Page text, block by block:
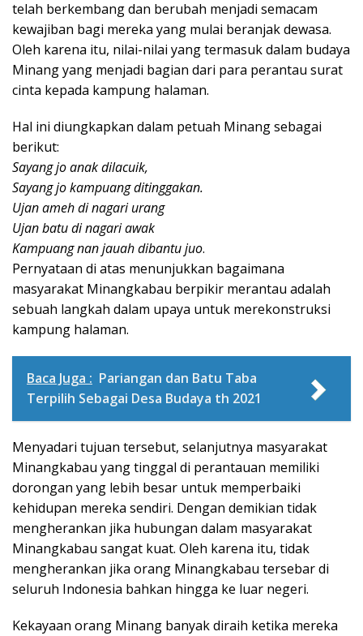
telah berkembang dan berubah menjadi semacam
kewajiban bagi mereka yang mulai beranjak dewasa.
Oleh karena itu, nilai-nilai yang termasuk dalam budaya
Minang yang menjadi bagian dari para perantau surat
cinta kepada kampung halaman.
Hal ini diungkapkan dalam petuah Minang sebagai
berikut:
Sayang jo anak dilacuik,
Sayang jo kampuang ditinggakan.
Ujan ameh di nagari urang
Ujan batu di nagari awak
Kampuang nan jauah dibantu juo.
Pernyataan di atas menunjukkan bagaimana
masyarakat Minangkabau berpikir merantau adalah
sebuah langkah dalam upaya untuk merekonstruksi
kampung halaman.
Baca Juga : Pariangan dan Batu Taba
Terpilih Sebagai Desa Budaya th 2021
Menyadari tujuan tersebut, selanjutnya masyarakat
Minangkabau yang tinggal di perantauan memiliki
dorongan yang lebih besar untuk memperbaiki
kehidupan mereka sendiri. Dengan demikian tidak
mengherankan jika hubungan dalam masyarakat
Minangkabau sangat kuat. Oleh karena itu, tidak
mengherankan jika orang Minangkabau tersebar di
seluruh Indonesia bahkan hingga ke luar negeri.
Kekayaan orang Minang banyak diraih ketika mereka